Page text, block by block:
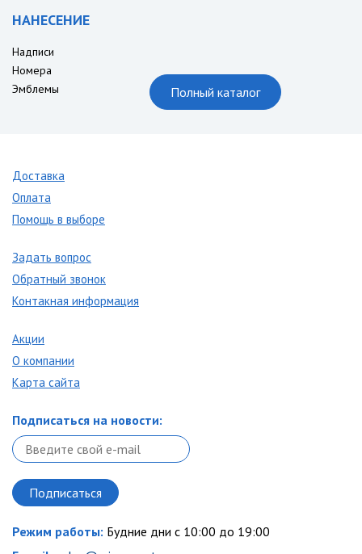
НАНЕСЕНИЕ
Надписи
Номера
Эмблемы
Полный каталог
Доставка
Оплата
Помощь в выборе
Задать вопрос
Обратный звонок
Контакная информация
Акции
О компании
Карта сайта
Подписаться на новости:
Режим работы: Будние дни с 10:00 до 19:00